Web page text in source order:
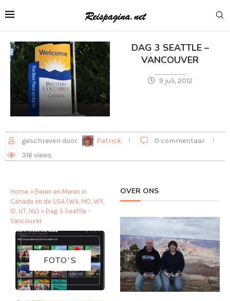
DAG 3 SEATTLE –
VANCOUVER
9 juli, 2012
geschreven door Patrick
0 commentaar
316 views
Home » Beren en Meren in
Canada en de USA (WA, MO, WY,
ID, UT, NV) » Dag 3 Seattle –
Vancouver
FOTO'S
OVER ONS